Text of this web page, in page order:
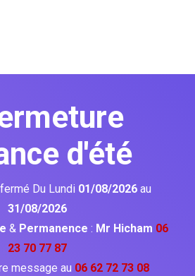
d'été
Du Lundi 01/08/2026 au
31/08/2026
& Permanence : Mr Hicham 06
23 70 77 87
message au 06 62 72 73 08